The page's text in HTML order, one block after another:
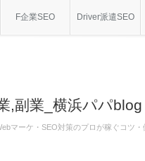
F企業SEO Driver派遣SEO
,副業_横浜パパblog
マーケ・SEO対策のプロが稼ぐコツ